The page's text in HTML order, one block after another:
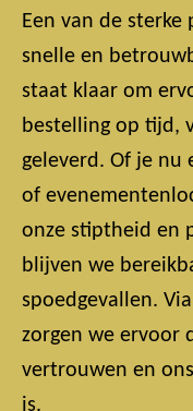
Een van de
snelle en
staat klaar om
bestelling op tijd,
geleverd. Of je nu
of
onze stiptheid en
blijven we
spoedgevallen.
zorgen we ervoor
vertrouwen en
is.